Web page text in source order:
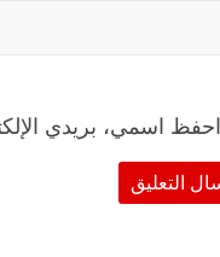
احفظ اسمي، بريدي